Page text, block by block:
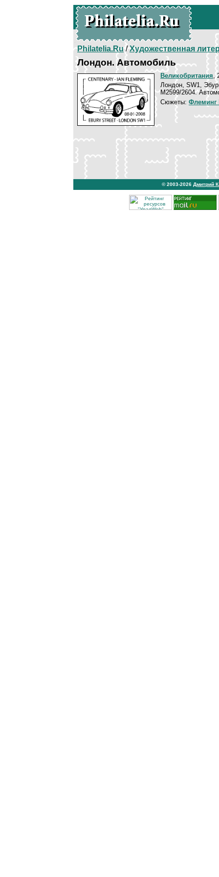
Philatelia.Ru/Художественная
Лондон. Автомобиль
Великобритания,
Лондон, SW1,
М2599/2604.
Сюжеты: Флеминг
© 2003-2026 Дмитрий